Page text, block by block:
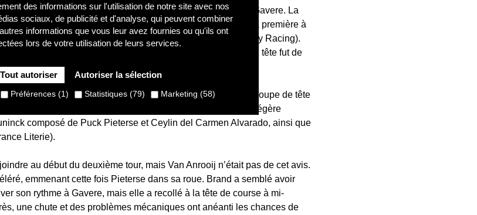
des informations sur l'utilisation de notre site avec nos
sociaux, de publicité et d'analyse, qui peuvent combiner
informations que vous leur avez fournies ou qu'ils ont
lors de votre utilisation de leurs services.
Tout autoriser Autoriser la sélection
Préférences (1) Statistiques (79) Marketing (58)
cette année, mais un parcours extrêmement rapide à Gavere. La
Hotels Women), arborant le maillot tricolore, a été la première à
remarquable a été celui de Jolanda Neff (Cannondale Factory Racing).
est rapidement revenue à l’avant, mais son passage en tête fut de
pas un rôle majeur dans la course.
Shirin van Anrooij (Baloise Glowi Lions). Elle a formé un groupe de tête
Fouquenet. À l’issue du premier tour, le trio possédait une légère
composé de Puck Pieterse et Ceylin del Carmen Alvarado, ainsi que
Literie).
au début du deuxième tour, mais Van Anrooij n’était pas de cet avis.
emmenant cette fois Pieterse dans sa roue. Brand a semblé avoir
son rythme à Gavere, mais elle a recollé à la tête de course à mi-
une chute et des problèmes mécaniques ont anéanti les chances de